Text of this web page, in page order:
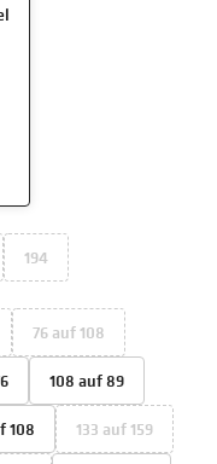
194
76 auf 108
108 auf 89
108
133 auf 159